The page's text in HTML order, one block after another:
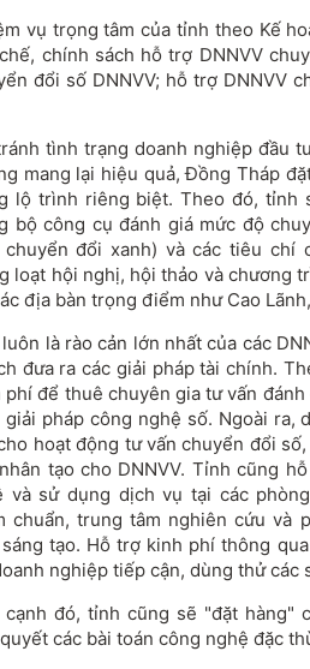
vụ trọng tâm của tỉnh theo Kế
chính sách hỗ trợ DNNVV
đổi số DNNVV; hỗ trợ DNNVV
tình trạng doanh nghiệp đầu
mang lại hiệu quả, Đồng Tháp
lộ trình riêng biệt. Theo đó, tỉnh
bộ công cụ đánh giá mức độ
đổi xanh) và các tiêu chí
loạt hội nghị, hội thảo và chương
địa bàn trọng điểm như Cao
là rào cản lớn nhất của các
đưa ra các giải pháp tài chính.
phí để thuê chuyên gia tư vấn
giải pháp công nghệ số. Ngoài ra,
hoạt động tư vấn chuyển đổi
tạo cho DNNVV. Tỉnh cũng
và sử dụng dịch vụ tại các
chuẩn, trung tâm nghiên cứu và
tạo. Hỗ trợ kinh phí thông
nghiệp tiếp cận, dùng thử các
cạnh đó, tỉnh cũng sẽ "đặt hàng"
các bài toán công nghệ đặc